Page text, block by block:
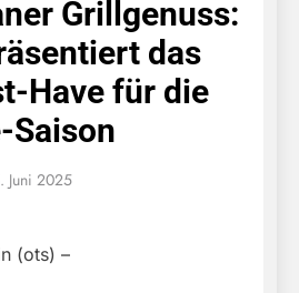
Grillgenuss:
das
Have für die
Saison
Juni 2025
(ots) –